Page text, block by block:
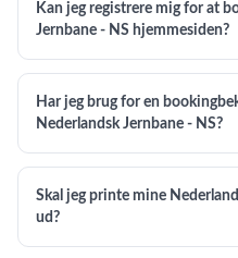
Kan jeg registrere mig for at
Jernbane - NS hjemmesiden?
Har jeg brug for en
Nederlandsk Jernbane - NS?
Skal jeg printe mine
ud?